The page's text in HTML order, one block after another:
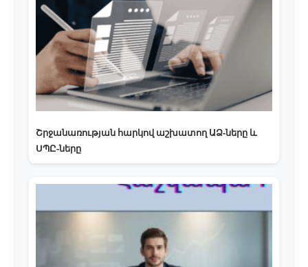
Շրջանառության հարկով աշխատող ԱՁ-ները և
ՍՊԸ-ները